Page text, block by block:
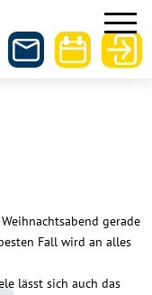
gerade
Fall wird an alles
lässt sich auch das